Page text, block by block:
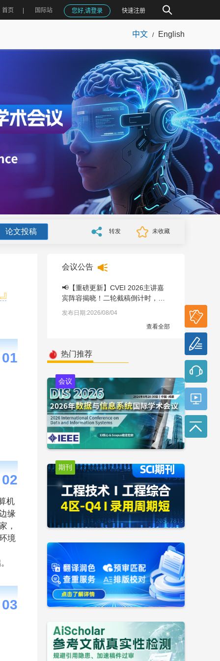
首页 国际站 您好,请登录 快速注册
中文 / English
论文投稿 转发 未收藏
01
02
机
缘
，
境
03
会议公告
📢【重磅更新】CVEI 2026主讲嘉
宾阵容揭晓！二轮截稿倒计时，速
投！
发布日期:2026/08/04
查看全部
热门推荐
会议
期刊
参会
报名
论文
投稿